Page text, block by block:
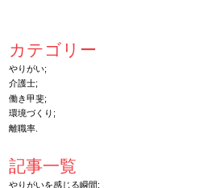
カテゴリー
やりがい
介護士
働き甲斐
環境づくり
離職率
記事一覧
やりがいを感じる瞬間